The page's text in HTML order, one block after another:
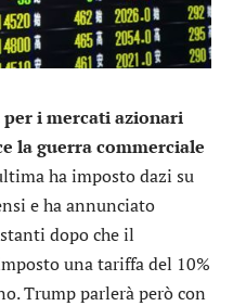
per i mercati azionari
la guerra commerciale
ha imposto dazi su
e ha annunciato
dopo che il
una tariffa del 10%
Trump parlerà però con